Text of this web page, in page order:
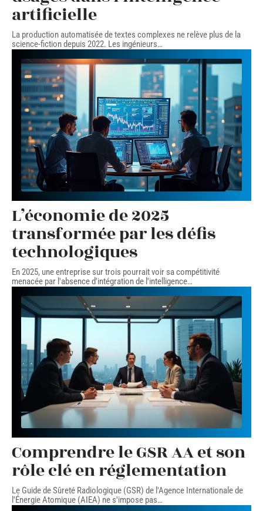
artificielle
La production automatisée de textes complexes ne relève plus de la
science-fiction depuis 2022. Les ingénieurs…
L’économie de 2025
transformée par les défis
technologiques
En 2025, une entreprise sur trois pourrait voir sa compétitivité
menacée par l'absence d'intégration de l'intelligence…
Comprendre le GSR AA et son
rôle clé en réglementation
Le Guide de Sûreté Radiologique (GSR) de l'Agence Internationale de
l'Énergie Atomique (AIEA) ne s'impose pas…